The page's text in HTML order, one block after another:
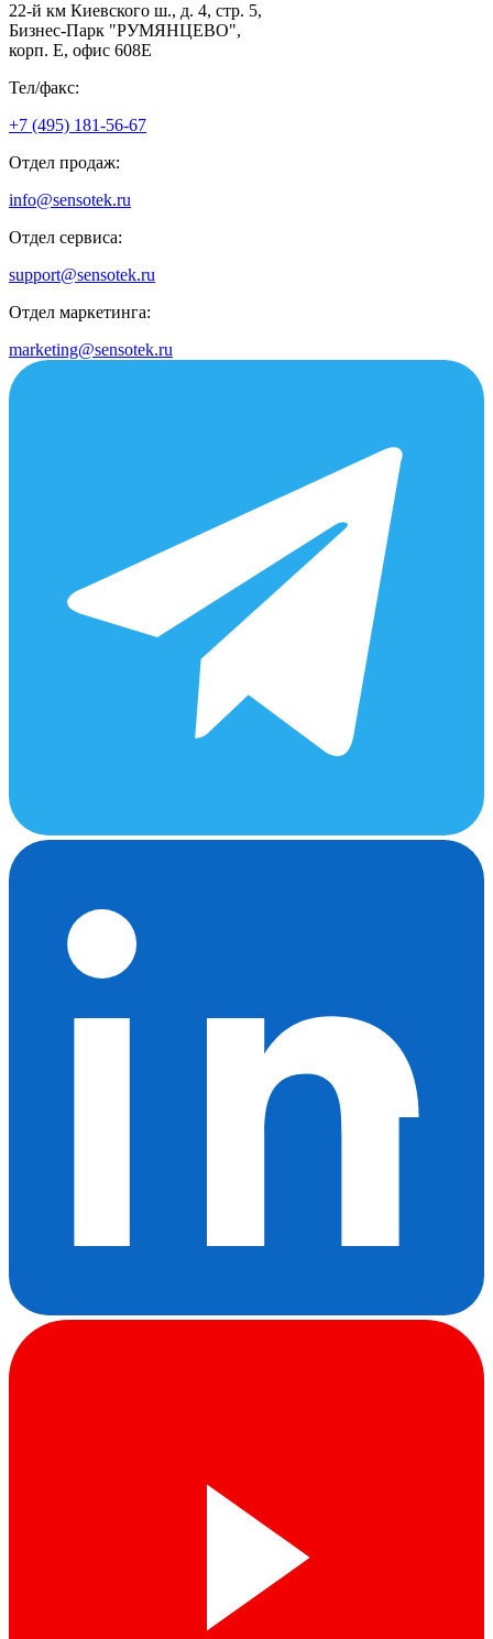
22-й км Киевского ш., д. 4, стр. 5,
Бизнес-Парк "РУМЯНЦЕВО",
корп. Е, офис 608E
Тел/факс:
+7 (495) 181-56-67
Отдел продаж:
info@sensotek.ru
Отдел сервиса:
support@sensotek.ru
Отдел маркетинга:
marketing@sensotek.ru